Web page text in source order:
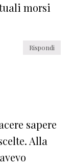
morsi
Rispondi
sapere
Alla